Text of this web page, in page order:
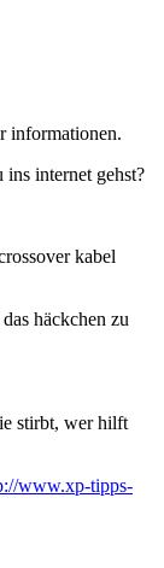
informationen.
ins internet gehst?
kabel
häckchen zu
stirbt, wer hilft
www.xp-tipps-